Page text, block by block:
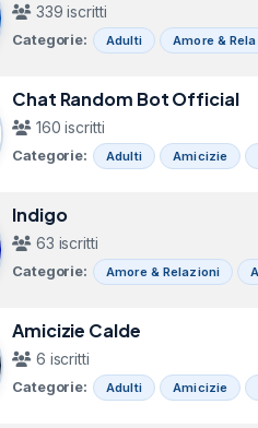
339 iscritti
Categorie: Adulti Amore &
Chat Random Bot Official
160 iscritti
Categorie: Adulti Amicizie
Indigo
63 iscritti
Categorie: Amore & Relazioni
Amicizie Calde
6 iscritti
Categorie: Adulti Amicizie